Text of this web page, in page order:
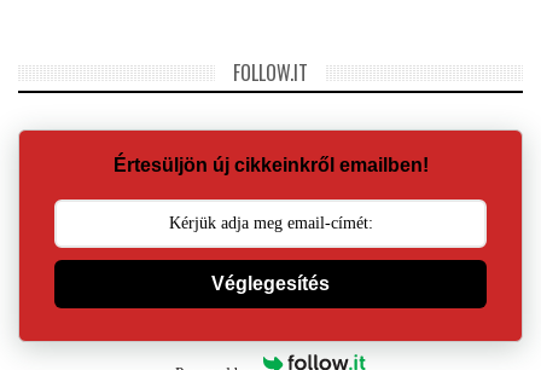
FOLLOW.IT
Értesüljön új cikkeinkről emailben!
Véglegesítés